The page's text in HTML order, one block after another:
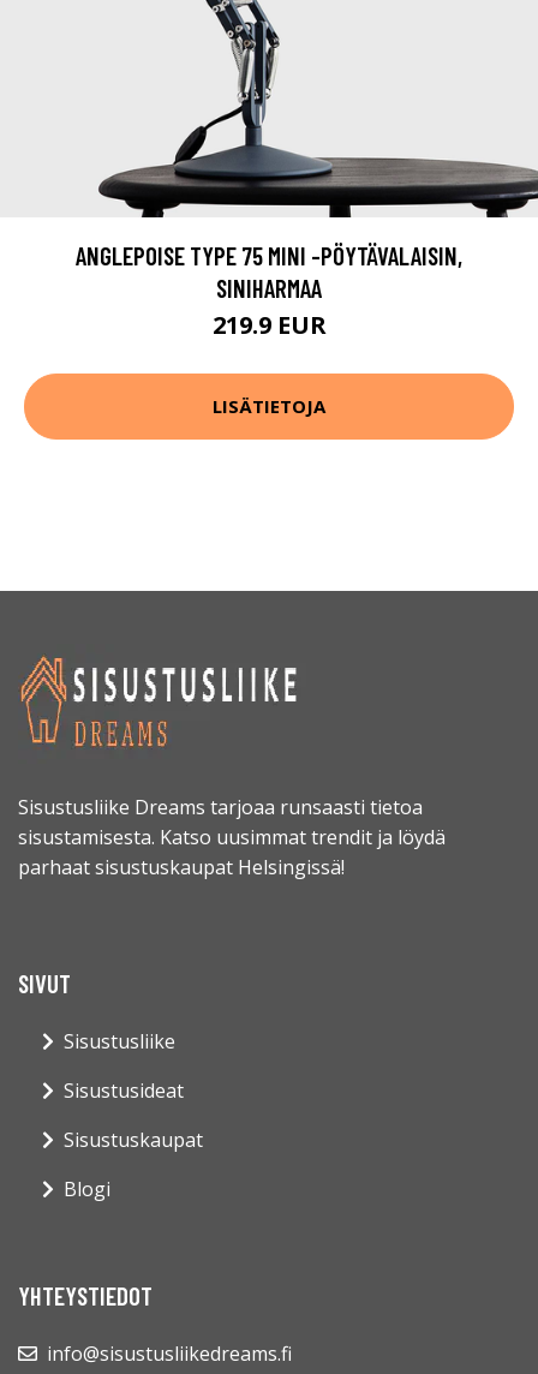
ANGLEPOISE TYPE 75 MINI -PÖYTÄVALAISIN,
SINIHARMAA
219.9 EUR
LISÄTIETOJA
Sisustusliike Dreams tarjoaa runsaasti tietoa
sisustamisesta. Katso uusimmat trendit ja löydä
parhaat sisustuskaupat Helsingissä!
SIVUT
Sisustusliike
Sisustusideat
Sisustuskaupat
Blogi
YHTEYSTIEDOT
info@sisustusliikedreams.fi